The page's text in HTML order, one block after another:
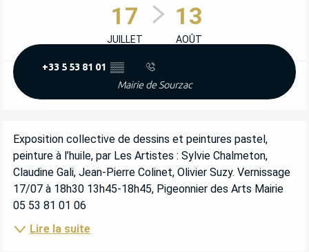
17
JUILLET
13
AOÛT
+33 5 53 81 01 ▒▒
Mairie de Sourzac
DESCRIPTION
Exposition collective de dessins et peintures pastel,
peinture à l’huile, par Les Artistes : Sylvie Chalmeton,
Claudine Gali, Jean-Pierre Colinet, Olivier Suzy. Vernissage
17/07 à 18h30 13h45-18h45, Pigeonnier des Arts Mairie
05 53 81 01 06
Lire la suite